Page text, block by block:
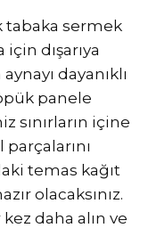
tabaka sermek
dışarıya
dayanıklı
panele
sınırların içine
temas kağıt
olacaksınız.
daha alın ve